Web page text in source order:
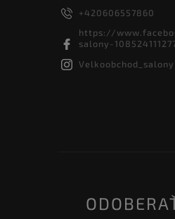
+420606557860
https://
salony-
Velkoobchod_salony